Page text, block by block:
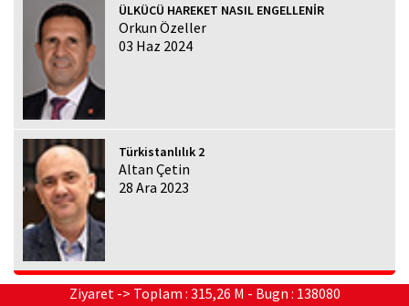
ÜLKÜCÜ HAREKET NASIL ENGELLENİR
Orkun Özeller
03 Haz 2024
Türkistanlılık 2
Altan Çetin
28 Ara 2023
Ziyaret -> Toplam : 315,26 M - Bugn : 138080